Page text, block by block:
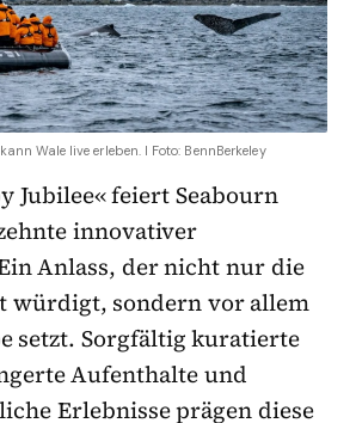
Wale live erleben. I Foto: BennBerkeley
Jubilee« feiert Seabourn
innovativer
Anlass, der nicht nur die
würdigt, sondern vor allem
setzt. Sorgfältig kuratierte
Aufenthalte und
Erlebnisse prägen diese